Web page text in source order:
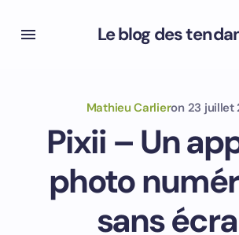
Le blog des
Mathieu Carlieron 23 juillet
Pixii – Un
photo
sans